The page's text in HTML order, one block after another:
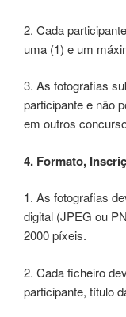
2. Cada
uma (1) e um
3. As fotografias
participante e não
em outros
4. Formato,
1. As fotografias
digital (JPEG ou
2000 píxeis.
2. Cada ficheiro
participante, título